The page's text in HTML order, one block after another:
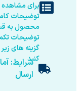
برای مشاهده
توضیحات
محصول به
توضیحات
گزینه های
کنیدشرایط:
ارسال